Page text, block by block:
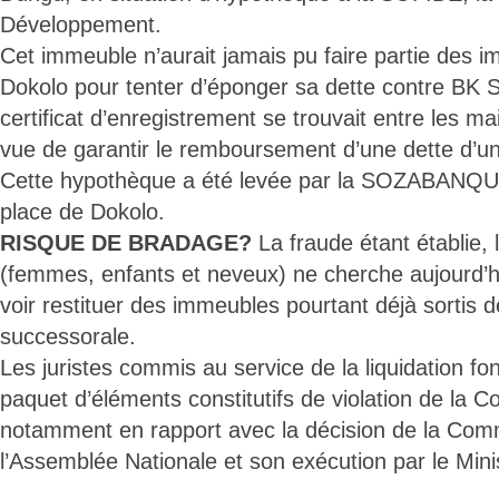
Développement.
Cet immeuble n’aurait jamais pu faire partie des
Dokolo pour tenter d’éponger sa dette contre BK
certificat d’enregistrement se trouvait entre les
vue de garantir le remboursement d’une dette
Cette hypothèque a été levée par la
place de Dokolo.
RISQUE DE BRADAGE? La fraude étant établie,
(femmes, enfants et neveux) ne cherche
voir restituer des immeubles pourtant déjà sortis
successorale.
Les juristes commis au service de la liquidation
paquet d’éléments constitutifs de violation de la
notamment en rapport avec la décision de la
l’Assemblée Nationale et son exécution par le